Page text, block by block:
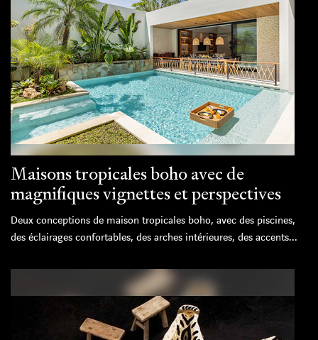
Maisons tropicales boho avec de
magnifiques vignettes et perspectives
Deux conceptions de maison tropicales boho, avec des piscines,
des éclairages confortables, des arches intérieures, des accents...